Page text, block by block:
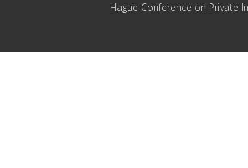
Hague Conference on Private